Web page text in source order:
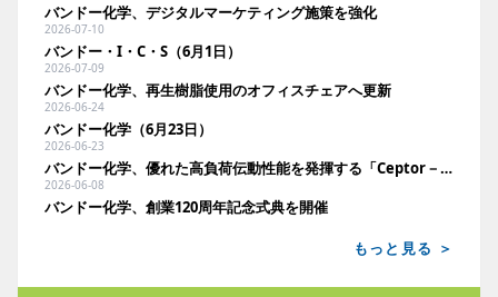
バンドー化学、デジタルマーケティング施策を強化
2026-07-10
バンドー・I・C・S（6月1日）
2026-07-09
バンドー化学、再生樹脂使用のオフィスチェアへ更新
2026-06-24
バンドー化学（6月23日）
2026-06-23
バンドー化学、優れた高負荷伝動性能を発揮する「Ceptor－X」に注力
2026-06-08
バンドー化学、創業120周年記念式典を開催
もっと見る ＞